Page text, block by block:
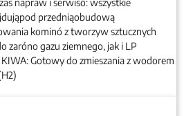
napraw i serwisó: wszystkie
przedniąobudową
kominó z tworzyw sztucznych
zaróno gazu ziemnego, jak i LP
Gotowy do zmieszania z wodorem